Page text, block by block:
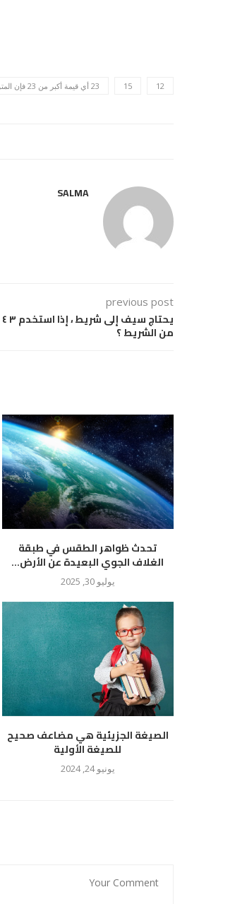
12
15 23 أي قيمة أكبر من 23 فإن المتوسط يزداد دائمًا . صواب خطأ
SALMA
previous post
من الشريط ؟
تحدث ظواهر الطقس في طبقة
الغلاف الجوي البعيدة عن الأرض...
يوليو 30, 2025
الصيغة الجزيئية هي مضاعف صحيح
للصيغة الأولية
يونيو 24, 2024